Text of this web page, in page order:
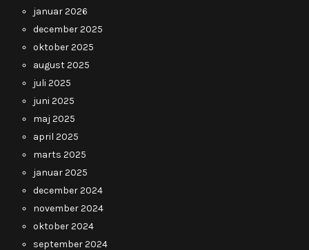
januar 2026
december 2025
oktober 2025
august 2025
juli 2025
juni 2025
maj 2025
april 2025
marts 2025
januar 2025
december 2024
november 2024
oktober 2024
september 2024